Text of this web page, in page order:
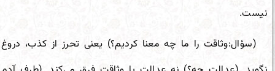
نیست.
(سؤال:وثاقت را ما چه معنا کردیم؟) یعنی تحرز از کذب، دروغ